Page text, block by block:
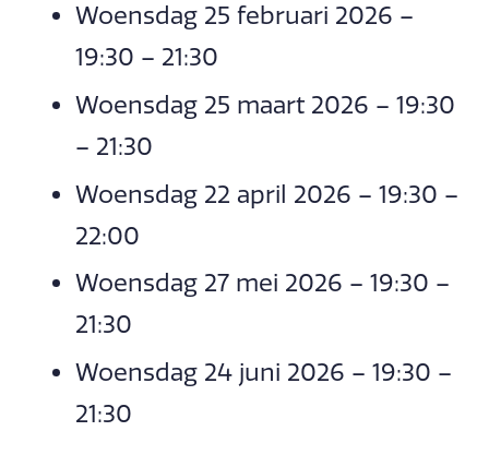
Woensdag 25 februari 2026 –
19:30 – 21:30
Woensdag 25 maart 2026 – 19:30
– 21:30
Woensdag 22 april 2026 – 19:30 –
22:00
Woensdag 27 mei 2026 – 19:30 –
21:30
Woensdag 24 juni 2026 – 19:30 –
21:30